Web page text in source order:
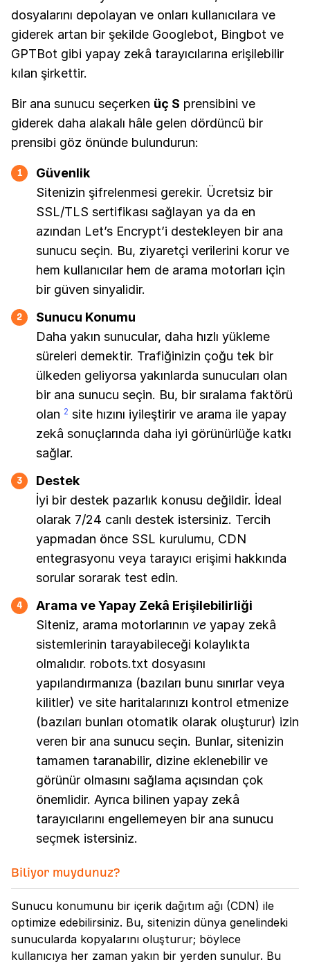
dosyalarını depolayan ve onları kullanıcılara ve
giderek artan bir şekilde Googlebot, Bingbot ve
GPTBot gibi yapay zekâ tarayıcılarına erişilebilir
kılan şirkettir.
Bir ana sunucu seçerken üç S prensibini ve
giderek daha alakalı hâle gelen dördüncü bir
prensibi göz önünde bulundurun:
1
Güvenlik
Sitenizin şifrelenmesi gerekir. Ücretsiz bir
SSL/TLS sertifikası sağlayan ya da en
azından Let’s Encrypt’i destekleyen bir ana
sunucu seçin. Bu, ziyaretçi verilerini korur ve
hem kullanıcılar hem de arama motorları için
bir güven sinyalidir.
2
Sunucu Konumu
Daha yakın sunucular, daha hızlı yükleme
süreleri demektir. Trafiğinizin çoğu tek bir
ülkeden geliyorsa yakınlarda sunucuları olan
bir ana sunucu seçin. Bu, bir sıralama faktörü
olan 2 site hızını iyileştirir ve arama ile yapay
zekâ sonuçlarında daha iyi görünürlüğe katkı
sağlar.
3
Destek
İyi bir destek pazarlık konusu değildir. İdeal
olarak 7/24 canlı destek istersiniz. Tercih
yapmadan önce SSL kurulumu, CDN
entegrasyonu veya tarayıcı erişimi hakkında
sorular sorarak test edin.
4
Arama ve Yapay Zekâ Erişilebilirliği
Siteniz, arama motorlarının ve yapay zekâ
sistemlerinin tarayabileceği kolaylıkta
olmalıdır. robots.txt dosyasını
yapılandırmanıza (bazıları bunu sınırlar veya
kilitler) ve site haritalarınızı kontrol etmenize
(bazıları bunları otomatik olarak oluşturur) izin
veren bir ana sunucu seçin. Bunlar, sitenizin
tamamen taranabilir, dizine eklenebilir ve
görünür olmasını sağlama açısından çok
önemlidir. Ayrıca bilinen yapay zekâ
tarayıcılarını engellemeyen bir ana sunucu
seçmek istersiniz.
Biliyor muydunuz?
Sunucu konumunu bir içerik dağıtım ağı (CDN) ile
optimize edebilirsiniz. Bu, sitenizin dünya genelindeki
sunucularda kopyalarını oluşturur; böylece
kullanıcıya her zaman yakın bir yerden sunulur. Bu